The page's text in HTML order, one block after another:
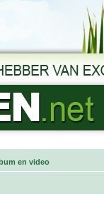
en video